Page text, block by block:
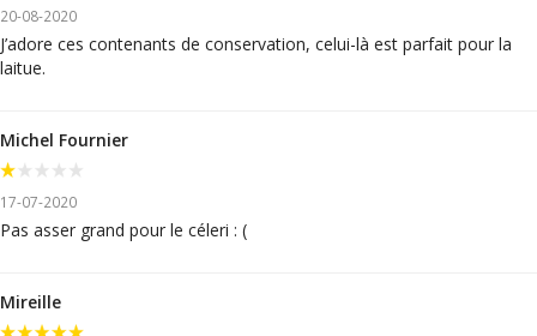
20-08-2020
J’adore ces contenants de conservation, celui-là est parfait pour la
laitue.
Michel Fournier
17-07-2020
Pas asser grand pour le céleri : (
Mireille